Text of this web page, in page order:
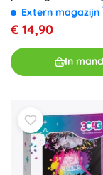
Extern magazijn
€ 14,90
In